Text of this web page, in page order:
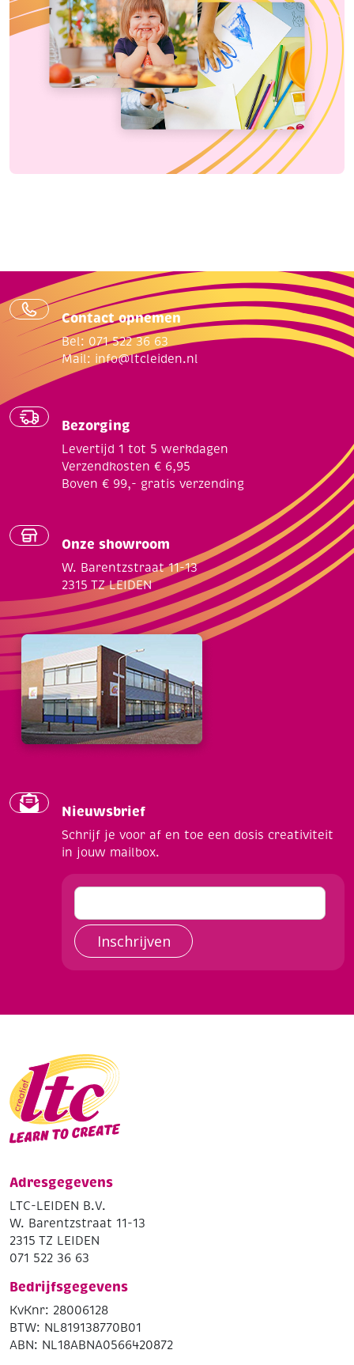
Contact opnemen
Bel: 071 522 36 63
Mail: info@ltcleiden.nl
Bezorging
Levertijd 1 tot 5 werkdagen
Verzendkosten € 6,95
Boven € 99,- gratis verzending
Onze showroom
W. Barentzstraat 11-13
2315 TZ LEIDEN
Nieuwsbrief
Schrijf je voor af en toe een dosis creativiteit
in jouw mailbox.
Inschrijven
Adresgegevens
LTC-LEIDEN B.V.
W. Barentzstraat 11-13
2315 TZ LEIDEN
071 522 36 63
Bedrijfsgegevens
KvKnr: 28006128
BTW: NL819138770B01
ABN: NL18ABNA0566420872